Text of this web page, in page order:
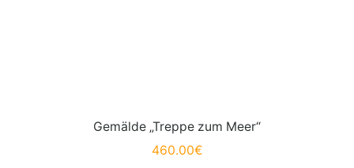
Gemälde „Treppe zum Meer“
460.00€